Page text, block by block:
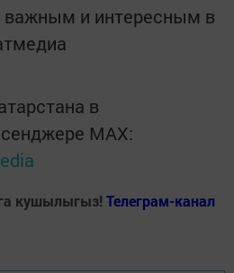
и интересным в
в
MАХ:
кушылыгыз! Телеграм-канал